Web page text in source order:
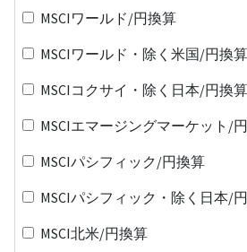
MSCIワールド/円換算
MSCIワールド・除く米国/円換算
MSCIコクサイ・除く日本/円換算
MSCIエマージングマーケット/
MSCIパシフィック/円換算
MSCIパシフィック・除く日本/
MSCI北米/円換算